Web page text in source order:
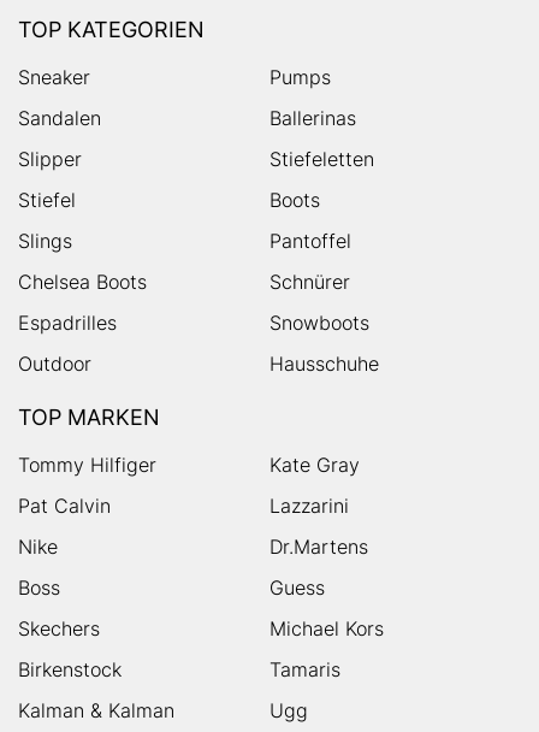
TOP KATEGORIEN
Sneaker
Pumps
Sandalen
Ballerinas
Slipper
Stiefeletten
Stiefel
Boots
Slings
Pantoffel
Chelsea Boots
Schnürer
Espadrilles
Snowboots
Outdoor
Hausschuhe
TOP MARKEN
Tommy Hilfiger
Kate Gray
Pat Calvin
Lazzarini
Nike
Dr.Martens
Boss
Guess
Skechers
Michael Kors
Birkenstock
Tamaris
Kalman & Kalman
Ugg